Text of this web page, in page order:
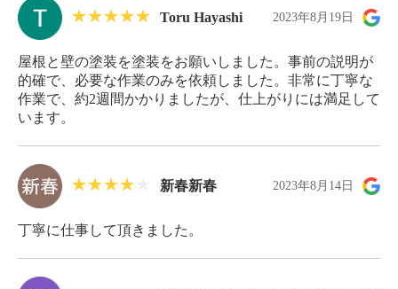
Toru Hayashi 2023年8月19日
屋根と壁の塗装を塗装をお願いしました。事前の説明が
的確で、必要な作業のみを依頼しました。非常に丁寧な
作業で、約2週間かかりましたが、仕上がりには満足して
います。
新春新春 2023年8月14日
丁寧に仕事して頂きました。